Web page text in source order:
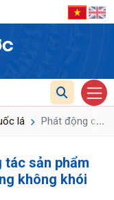
lá Phát động ...
tác sản phẩm
không khói